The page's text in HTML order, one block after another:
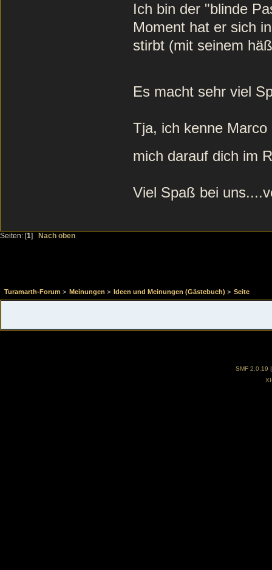
Ich bin der "blinde
Moment hat er sich
stirbt (mit seinem
Es macht sehr viel
Tja, ich kenne
mich darauf dich im
Viel Spaß bei
Seiten: [1] Nach oben
Turamarth-Forum > Meinungen > Ideen und Meinungen (Gästebuch) > Seite
SMF 2.0.19